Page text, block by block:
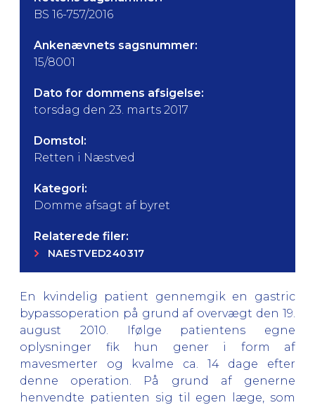
BS 16-757/2016
Ankenævnets sagsnummer:
15/8001
Dato for dommens afsigelse:
torsdag den 23. marts 2017
Domstol:
Retten i Næstved
Kategori:
Domme afsagt af byret
Relaterede filer:
NAESTVED240317
En kvindelig patient gennemgik en gastric
bypassoperation på grund af overvægt den 19.
august 2010. Ifølge patientens egne
oplysninger fik hun gener i form af
mavesmerter og kvalme ca. 14 dage efter
denne operation. På grund af generne
henvendte patienten sig til egen læge, som